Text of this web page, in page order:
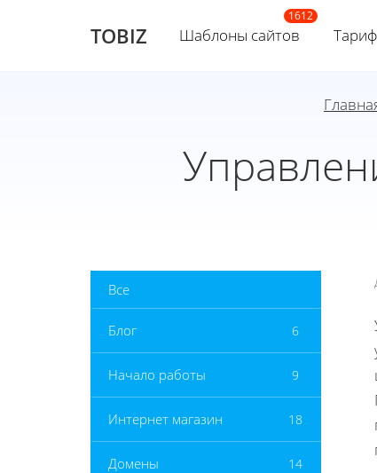
TOBIZ Шаблоны сайтов
Все
Блог 6
Начало работы 9
Интернет магазин 18
Домены 14